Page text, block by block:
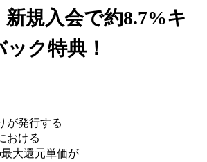
規入会で約8.7%キ
ク特典！
が発行する
おける
大還元単価が